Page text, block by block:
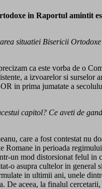
in Raportul amintit
situatiei Bisericii
ca este vorba de o
a izvoarelor si surselor
in prima jumatate a
capitol? Ce aveti de
care a fost contestat nu
in perioada
un mod distorsionat felul in
o asupra cultelor in general
in ultimii ani, unele
De aceea, la finalul